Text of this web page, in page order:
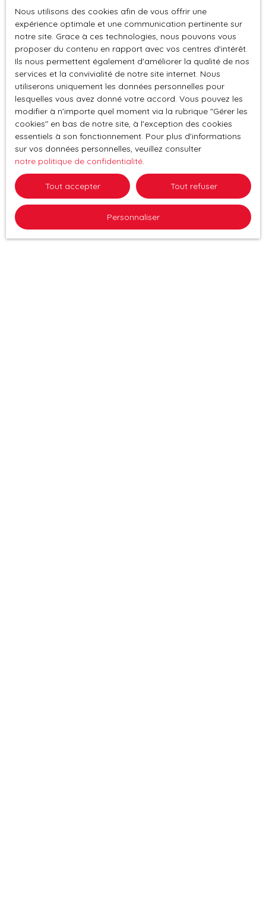
Nous utilisons des cookies afin de vous offrir une
expérience optimale et une communication pertinente sur
notre site. Grace à ces technologies, nous pouvons vous
proposer du contenu en rapport avec vos centres d'intérêt.
Ils nous permettent également d'améliorer la qualité de nos
services et la convivialité de notre site internet. Nous
utiliserons uniquement les données personnelles pour
lesquelles vous avez donné votre accord. Vous pouvez les
modifier à n'importe quel moment via la rubrique ″Gérer les
cookies″ en bas de notre site, à l'exception des cookies
essentiels à son fonctionnement. Pour plus d'informations
sur vos données personnelles, veuillez consulter
notre politique de confidentialité.
Tout accepter Tout refuser
Personnaliser